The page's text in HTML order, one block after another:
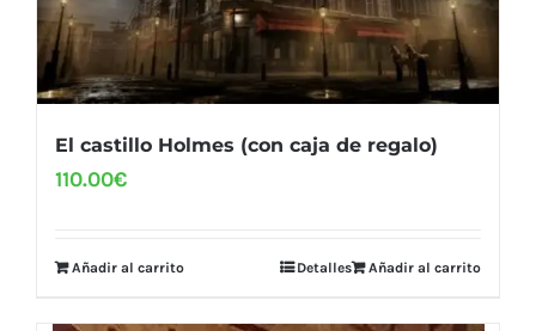
El castillo Holmes (con caja de regalo)
110.00€
Añadir al carrito Añadir al carrito
Detalles